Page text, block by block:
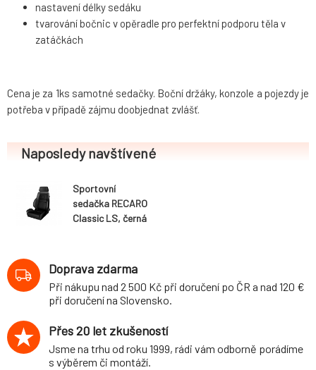
nastavení délky sedáku
tvarování bočnic v opěradle pro perfektní podporu těla v
zatáčkách
Cena je za 1ks samotné sedačky. Boční držáky, konzole a pojezdy je
potřeba v případě zájmu doobjednat zvlášť.
Naposledy navštívené
Sportovní
sedačka RECARO
Classic LS, černá
Doprava zdarma
Při nákupu nad 2 500 Kč při doručení po ČR a nad 120 €
při doručení na Slovensko.
Přes 20 let zkušeností
Jsme na trhu od roku 1999, rádi vám odborně porádíme
s výběrem či montáží.